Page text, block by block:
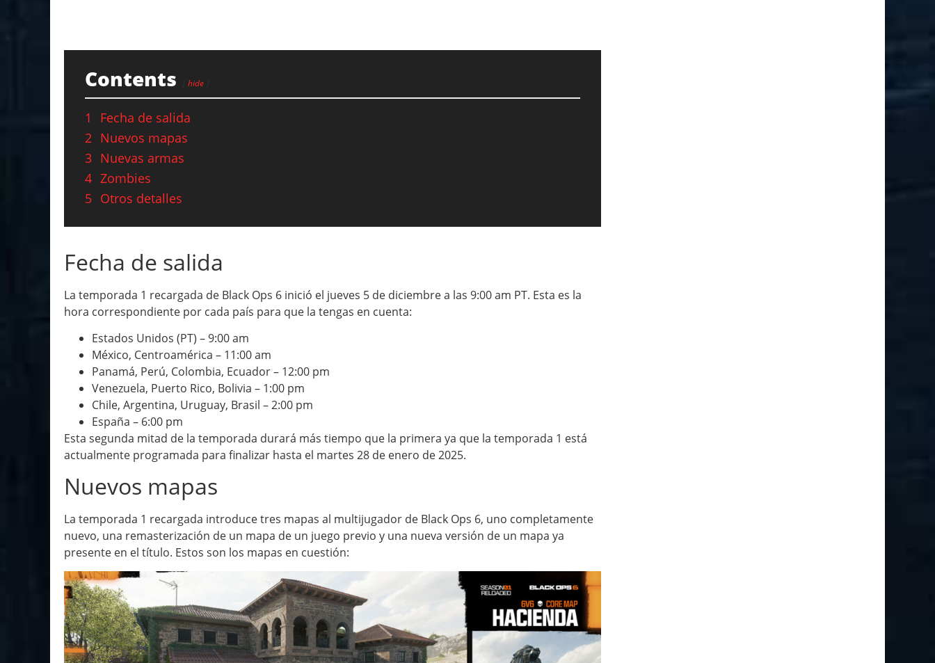
Contents hide
1
Fecha de salida
2 Nuevos mapas
3 Nuevas armas
4 Zombies
5 Otros detalles
Fecha de salida
La temporada 1 recargada de Black Ops 6 inició el jueves 5 de diciembre a las 9:00 am PT. Esta es la
hora correspondiente por cada país para que la tengas en cuenta:
Estados Unidos (PT) – 9:00 am
México, Centroamérica – 11:00 am
Panamá, Perú, Colombia, Ecuador – 12:00 pm
Venezuela, Puerto Rico, Bolivia – 1:00 pm
Chile, Argentina, Uruguay, Brasil – 2:00 pm
España – 6:00 pm
Esta segunda mitad de la temporada durará más tiempo que la primera ya que la temporada 1 está
actualmente programada para finalizar hasta el martes 28 de enero de 2025.
Nuevos mapas
La temporada 1 recargada introduce tres mapas al multijugador de Black Ops 6, uno completamente
nuevo, una remasterización de un mapa de un juego previo y una nueva versión de un mapa ya
presente en el título. Estos son los mapas en cuestión: